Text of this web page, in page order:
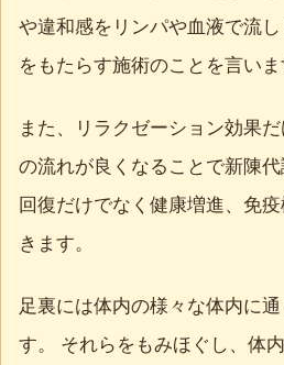
や違和感をリンパや血液で流
をもたらす施術のことを言いま
また、リラクゼーション効果
の流れが良くなることで新陳
回復だけでなく健康増進、免
きます。
足裏には体内の様々な体内に
す。 それらをもみほぐし、体